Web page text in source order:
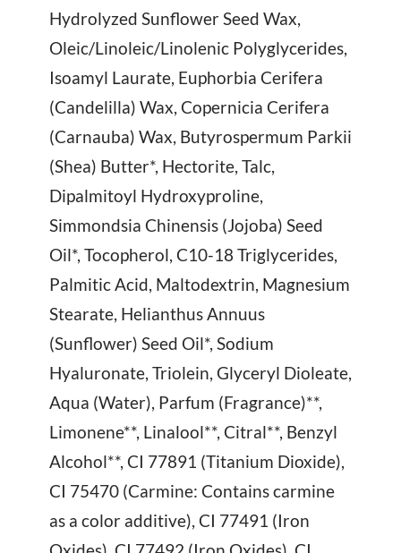
Hydrolyzed Sunflower Seed Wax,
Oleic/Linoleic/Linolenic Polyglycerides,
Isoamyl Laurate, Euphorbia Cerifera
(Candelilla) Wax, Copernicia Cerifera
(Carnauba) Wax, Butyrospermum Parkii
(Shea) Butter*, Hectorite, Talc,
Dipalmitoyl Hydroxyproline,
Simmondsia Chinensis (Jojoba) Seed
Oil*, Tocopherol, C10-18 Triglycerides,
Palmitic Acid, Maltodextrin, Magnesium
Stearate, Helianthus Annuus
(Sunflower) Seed Oil*, Sodium
Hyaluronate, Triolein, Glyceryl Dioleate,
Aqua (Water), Parfum (Fragrance)**,
Limonene**, Linalool**, Citral**, Benzyl
Alcohol**, CI 77891 (Titanium Dioxide),
CI 75470 (Carmine: Contains carmine
as a color additive), CI 77491 (Iron